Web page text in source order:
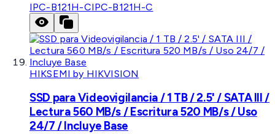
IPC-B121H-CIPC-B121H-C
HIKSEMI by HIKVISION
SSD para Videovigilancia / 1 TB / 2.5' / SATA III /
Lectura 560 MB/s / Escritura 520 MB/s / Uso
24/7 / Incluye Base